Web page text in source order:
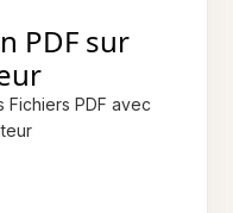
PDF sur
Fichiers PDF avec